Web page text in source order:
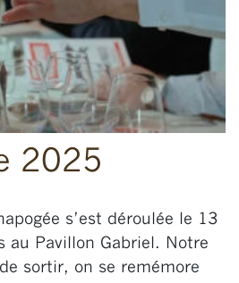
2025
s’est déroulée le 13
au Pavillon Gabriel. Notre
sortir, on se remémore